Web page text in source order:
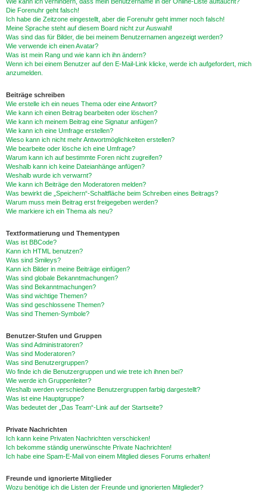
Die Forenuhr geht falsch!
Ich habe die Zeitzone eingestellt, aber die Forenuhr geht immer noch falsch!
Meine Sprache steht auf diesem Board nicht zur Auswahl!
Was sind das für Bilder, die bei meinem Benutzernamen angezeigt werden?
Wie verwende ich einen Avatar?
Was ist mein Rang und wie kann ich ihn ändern?
Wenn ich bei einem Benutzer auf den E-Mail-Link klicke, werde ich aufgefordert, mich
anzumelden.
Beiträge schreiben
Wie erstelle ich ein neues Thema oder eine Antwort?
Wie kann ich einen Beitrag bearbeiten oder löschen?
Wie kann ich meinem Beitrag eine Signatur anfügen?
Wie kann ich eine Umfrage erstellen?
Wieso kann ich nicht mehr Antwortmöglichkeiten erstellen?
Wie bearbeite oder lösche ich eine Umfrage?
Warum kann ich auf bestimmte Foren nicht zugreifen?
Weshalb kann ich keine Dateianhänge anfügen?
Weshalb wurde ich verwarnt?
Wie kann ich Beiträge den Moderatoren melden?
Was bewirkt die „Speichern“-Schaltfläche beim Schreiben eines Beitrags?
Warum muss mein Beitrag erst freigegeben werden?
Wie markiere ich ein Thema als neu?
Textformatierung und Thementypen
Was ist BBCode?
Kann ich HTML benutzen?
Was sind Smileys?
Kann ich Bilder in meine Beiträge einfügen?
Was sind globale Bekanntmachungen?
Was sind Bekanntmachungen?
Was sind wichtige Themen?
Was sind geschlossene Themen?
Was sind Themen-Symbole?
Benutzer-Stufen und Gruppen
Was sind Administratoren?
Was sind Moderatoren?
Was sind Benutzergruppen?
Wo finde ich die Benutzergruppen und wie trete ich ihnen bei?
Wie werde ich Gruppenleiter?
Weshalb werden verschiedene Benutzergruppen farbig dargestellt?
Was ist eine Hauptgruppe?
Was bedeutet der „Das Team“-Link auf der Startseite?
Private Nachrichten
Ich kann keine Privaten Nachrichten verschicken!
Ich bekomme ständig unerwünschte Private Nachrichten!
Ich habe eine Spam-E-Mail von einem Mitglied dieses Forums erhalten!
Freunde und ignorierte Mitglieder
Wozu benötige ich die Listen der Freunde und ignorierten Mitglieder?